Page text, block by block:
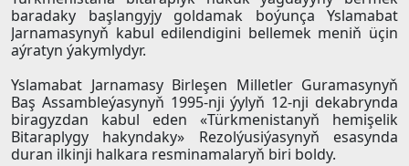
baradaky başlangyjy goldamak boýunça Yslamabat
Jarnamasynyň kabul edilendigini bellemek meniň üçin
aýratyn ýakymlydyr.
Yslamabat Jarnamasy Birleşen Milletler Guramasynyň
Baş Assambleýasynyň 1995-nji ýylyň 12-nji dekabrynda
biragyzdan kabul eden «Türkmenistanyň hemişelik
Bitaraplygy hakyndaky» Rezolýusiýasynyň esasynda
duran ilkinji halkara resminamalaryň biri boldy.